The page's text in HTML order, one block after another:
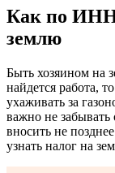
Как по ИНН
землю
Быть хозяином на
найдется работа,
ухаживать за
важно не
вносить не
узнать налог на